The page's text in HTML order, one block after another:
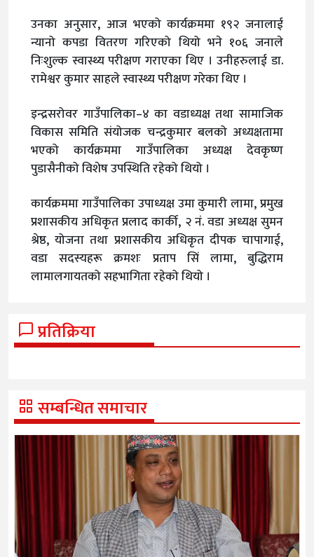
उनका अनुसार, आज भएको कार्यक्रममा १९२ जनालाई
न्यानो कपडा वितरण गरिएको थियो भने १०६ जनाले
निःशुल्क स्वास्थ्य परीक्षण गराएका थिए । उनीहरुलाई डा.
रामेश्वर कुमार साहले स्वास्थ्य परीक्षण गरेका थिए ।
इन्द्रसरोवर गाउँपालिका–४ का वडाध्यक्ष तथा सामाजिक
विकास समिति संयोजक चन्द्रकुमार बलको अध्यक्षतामा
भएको कार्यक्रममा गाउँपालिका अध्यक्ष देवकृष्ण
पुडासैनीको विशेष उपस्थिति रहेको थियो ।
कार्यक्रममा गाउँपालिका उपाध्यक्ष उमा कुमारी लामा, प्रमुख
प्रशासकीय अधिकृत प्रलाद कार्की, २ नं. वडा अध्यक्ष सुमन
श्रेष्ठ, योजना तथा प्रशासकीय अधिकृत दीपक चापागाई,
वडा सदस्यहरू क्रमशः प्रताप सिं लामा, बुद्धिराम
लामालगायतको सहभागिता रहेको थियो ।
प्रतिक्रिया
सम्बन्धित समाचार